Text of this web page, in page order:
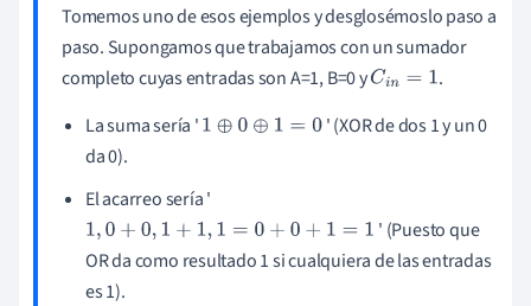
Tomemos uno de esos ejemplos y desglosémoslo paso a
paso. Supongamos que trabajamos con un sumador
completo cuyas entradas son A=1, B=0 yCin= 1
.
La suma sería '1 ⊕0 ⊕ 1= 0
' (XOR de dos 1 y un 0
da 0).
El acarreo sería '
1,0+ 0,1 +1 ,1 =0 +0+1 =1
' (Puesto que
OR da como resultado 1 si cualquiera de las entradas
es 1).